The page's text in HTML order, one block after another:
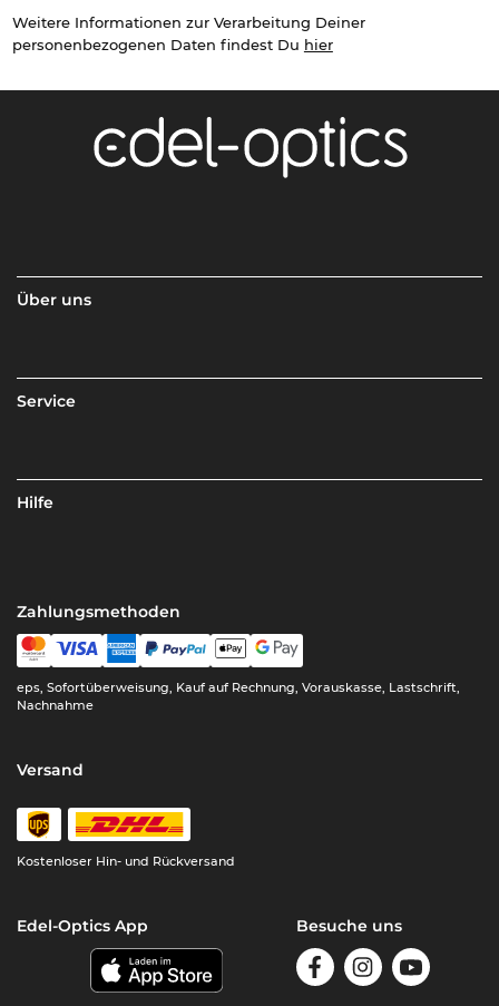
Weitere Informationen zur Verarbeitung Deiner
personenbezogenen Daten findest Du hier
Über uns
Service
Hilfe
Zahlungsmethoden
eps, Sofortüberweisung, Kauf auf Rechnung, Vorauskasse, Lastschrift,
Nachnahme
Versand
Kostenloser Hin- und Rückversand
Edel-Optics App Besuche uns